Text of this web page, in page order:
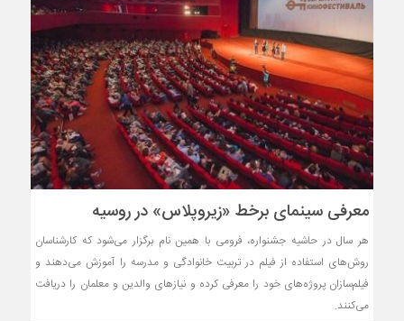
معرفی سینمای برخط «زیروپلاس» در روسیه
هر سال در حاشیه جشنواره، فرومی با همین نام برگزار می‌شود که کارشناسان
روش‌های استفاده از فیلم در تربیت خانوادگی و مدرسه را آموزش می‌دهند و
فیلم‌سازان پروژه‌های خود را معرفی کرده و نیازهای والدین و معلمان را دریافت
می‌کنند.